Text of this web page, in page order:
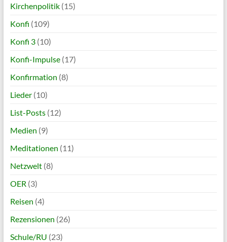
Kirchenpolitik(15)
Konfi (109)
Konfi 3(10)
Konfi-Impulse(17)
Konfirmation (8)
Lieder(10)
List-Posts(12)
Medien (9)
Meditationen (11)
Netzwelt(8)
OER (3)
Reisen (4)
Rezensionen (26)
Schule/RU (23)